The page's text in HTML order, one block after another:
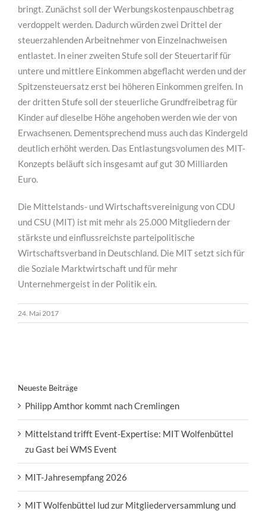
bringt. Zunächst soll der Werbungskostenpauschbetrag
verdoppelt werden. Dadurch würden zwei Drittel der
steuerzahlenden Arbeitnehmer von Einzelnachweisen
entlastet. In einer zweiten Stufe soll der Steuertarif für
untere und mittlere Einkommen abgeflacht werden und der
Spitzensteuersatz erst bei höheren Einkommen greifen. In
der dritten Stufe soll der steuerliche Grundfreibetrag für
Kinder auf dieselbe Höhe angehoben werden wie der von
Erwachsenen. Dementsprechend muss auch das Kindergeld
deutlich erhöht werden. Das Entlastungsvolumen des MIT-
Konzepts beläuft sich insgesamt auf gut 30 Milliarden
Euro.
Die Mittelstands- und Wirtschaftsvereinigung von CDU
und CSU (MIT) ist mit mehr als 25.000 Mitgliedern der
stärkste und einflussreichste parteipolitische
Wirtschaftsverband in Deutschland. Die MIT setzt sich für
die Soziale Marktwirtschaft und für mehr
Unternehmergeist in der Politik ein.
24. Mai 2017
Neueste Beiträge
Philipp Amthor kommt nach Cremlingen
Mittelstand trifft Event-Expertise: MIT Wolfenbüttel
zu Gast bei WMS Event
MIT-Jahresempfang 2026
MIT Wolfenbüttel lud zur Mitgliederversammlung und